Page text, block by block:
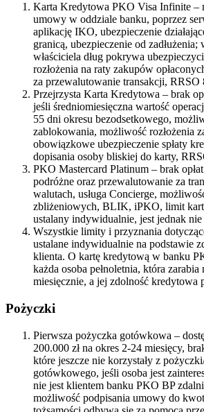
Karta Kredytowa PKO Visa Infinite –
umowy w oddziale banku, poprzez
aplikację IKO, ubezpieczenie
granicą, ubezpieczenie od
właściciela dług pokrywa
rozłożenia na raty zakupów
za przewalutowanie transakcji, RRSO
Przejrzysta Karta Kredytowa – brak
jeśli średniomiesięczna wartość
55 dni okresu bezodsetkowego,
zablokowania, możliwość rozłożenia
obowiązkowe ubezpieczenie spłaty
dopisania osoby bliskiej do karty,
PKO Mastercard Platinum – brak
podróżne oraz przewalutowanie za
walutach, usługa Concierge,
zbliżeniowych, BLIK, iPKO, limit
ustalany indywidualnie, jest jednak
Wszystkie limity i przyznania
ustalane indywidualnie na podstawie
klienta. O kartę kredytową w banku
każda osoba pełnoletnia, która
miesięcznie, a jej zdolność kredytowa
Pożyczki
Pierwsza pożyczka gotówkowa –
200.000 zł na okres 2-24 miesięcy,
które jeszcze nie korzystały z
gotówkowego, jeśli osoba jest
nie jest klientem banku PKO BP
możliwość podpisania umowy do